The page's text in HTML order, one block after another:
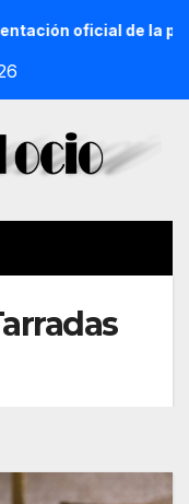
oficial de la